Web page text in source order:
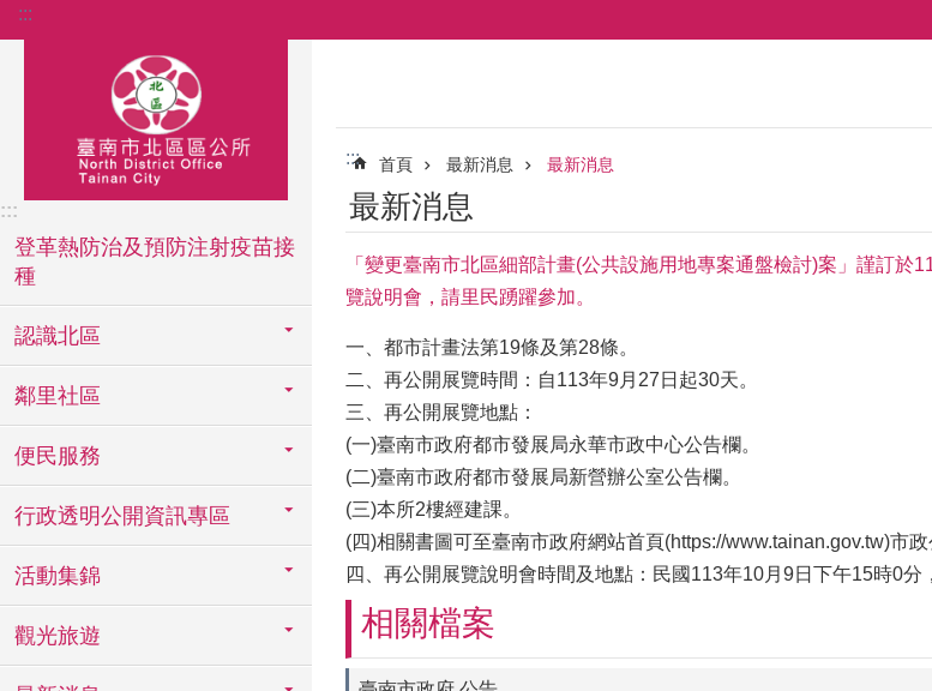
跳到主要內容區塊
:::
:::
登革熱防治及預防注射疫苗接
種
認識北區
鄰里社區
便民服務
行政透明公開資訊專區
活動集錦
觀光旅遊
::: 首頁 最新消息 最新消息
最新消息
「變更臺南市北區細部計畫(公共設施用地專案通盤檢討)案」謹訂
覽說明會，請里民踴躍參加。
一、都市計畫法第19條及第28條。
二、再公開展覽時間：自113年9月27日起30天。
三、再公開展覽地點：
(一)臺南市政府都市發展局永華市政中心公告欄。
(二)臺南市政府都市發展局新營辦公室公告欄。
(三)本所2樓經建課。
(四)相關書圖可至臺南市政府網站首頁(https://www.tainan.gov.tw)市
四、再公開展覽說明會時間及地點：民國113年10月9日下午15時0
相關檔案